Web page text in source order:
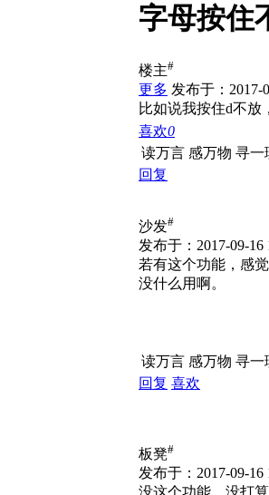
字母按住
楼主#
更多 发布于：2017-
比如说我按住d不放
喜欢0
读万言 感万物 寻一
回复
沙发#
发布于：2017-09-16
若有这个功能，感
没什么用啊。
读万言 感万物 寻一
回复 喜欢
板凳#
发布于：2017-09-16